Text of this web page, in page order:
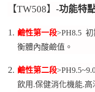
【TW508】-功能特
鹼性第一段>PH8.5 初
衡體內酸鹼值。
鹼性第二段
飲用.保健消化機能.